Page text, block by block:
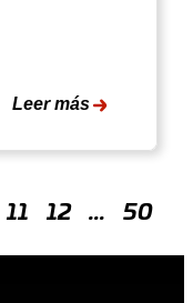
Leer más
11 12 …
50